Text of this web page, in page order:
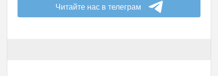
Читайте нас в телеграм